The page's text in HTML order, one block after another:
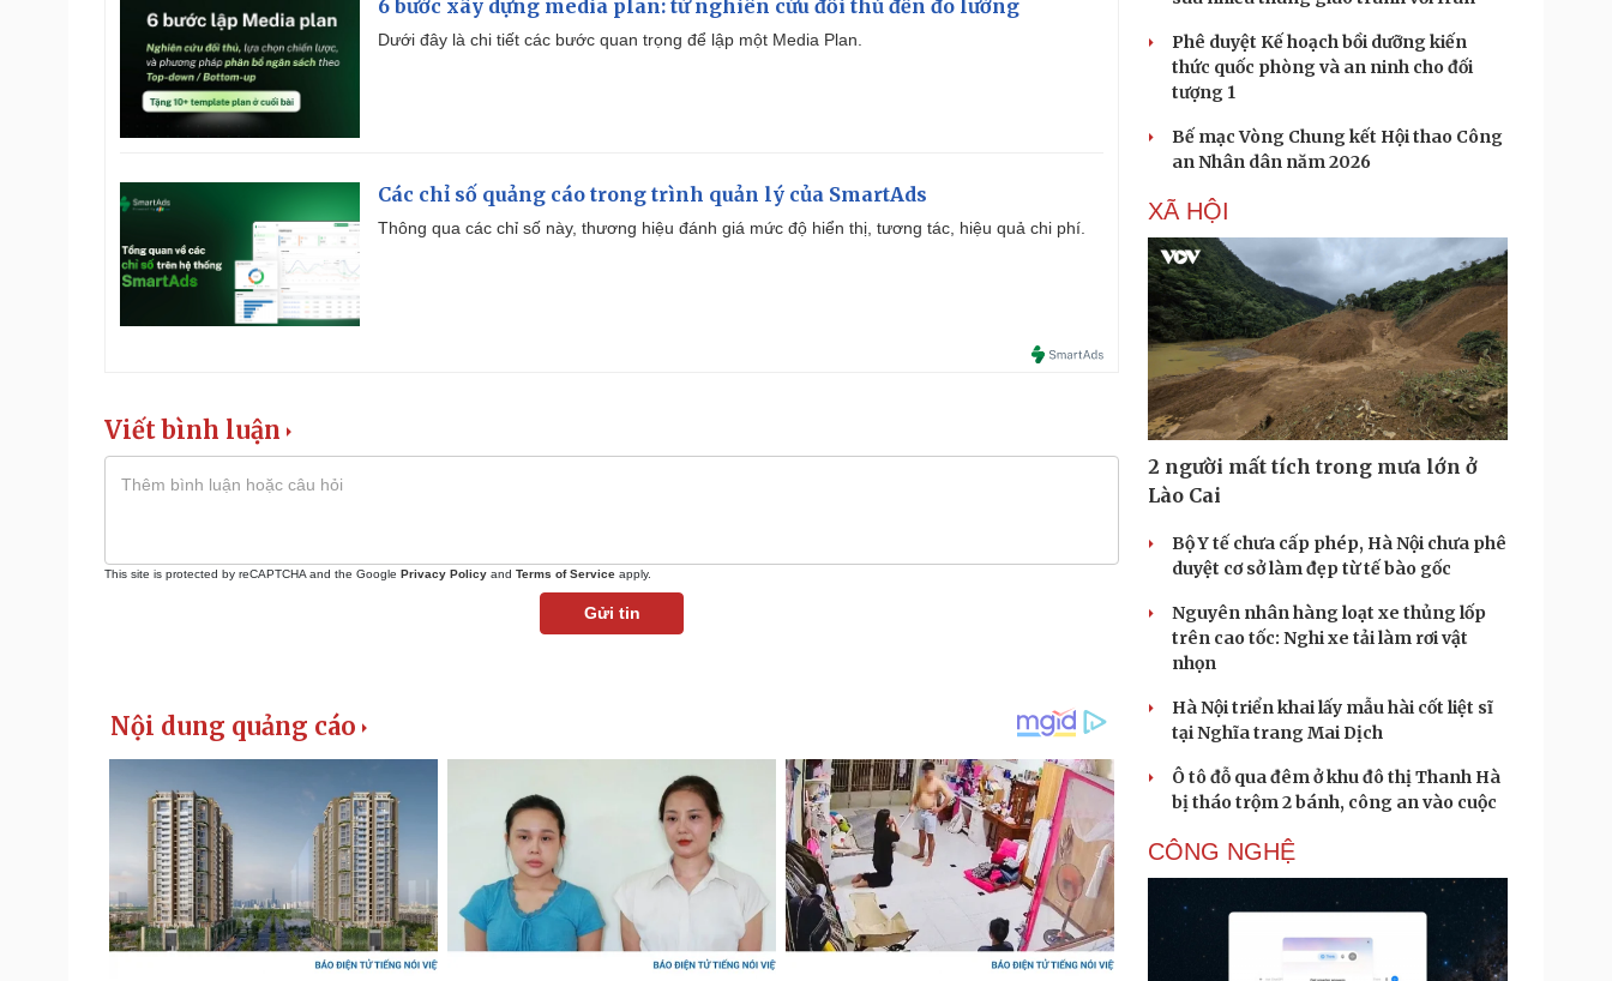
6 bước xây dựng media plan: từ nghiên cứu đối thủ đến đo lường
Dưới đây là chi tiết các bước quan trọng để lập một Media Plan.
Các chỉ số quảng cáo trong trình quản lý của SmartAds
Thông qua các chỉ số này, thương hiệu đánh giá mức độ hiển thị, tương tác, hiệu quả chi phí.
Viết bình luận
This site is protected by reCAPTCHA and the Google Privacy Policy and Terms of Service apply.
Gửi tin
Phê duyệt Kế hoạch bồi dưỡng kiến
thức quốc phòng và an ninh cho đối
tượng 1
Bế mạc Vòng Chung kết Hội thao Công
an Nhân dân năm 2026
XÃ HỘI
2 người mất tích trong mưa lớn ở
Lào Cai
Bộ Y tế chưa cấp phép, Hà Nội chưa phê
duyệt cơ sở làm đẹp từ tế bào gốc
Nguyên nhân hàng loạt xe thủng lốp
trên cao tốc: Nghi xe tải làm rơi vật
nhọn
Hà Nội triển khai lấy mẫu hài cốt liệt sĩ
tại Nghĩa trang Mai Dịch
Ô tô đỗ qua đêm ở khu đô thị Thanh Hà
bị tháo trộm 2 bánh, công an vào cuộc
CÔNG NGHỆ